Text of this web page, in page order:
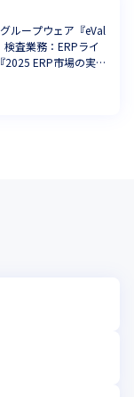
ループウェア『eVal
査業務：ERPライ
ERP市場の実態